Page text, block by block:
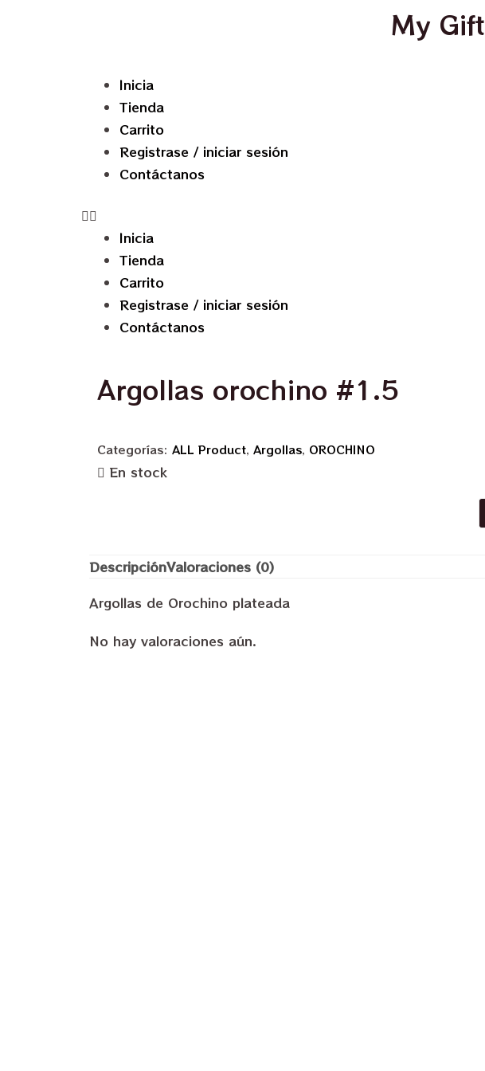
My Gift
Inicia
Tienda
Carrito
Registrase / iniciar sesión
Contáctanos
Inicia
Tienda
Carrito
Registrase / iniciar sesión
Contáctanos
Argollas orochino #1.5
Categorías: ALL Product, Argollas, OROCHINO
En stock
DescripciónValoraciones (0)
Argollas de Orochino plateada
No hay valoraciones aún.